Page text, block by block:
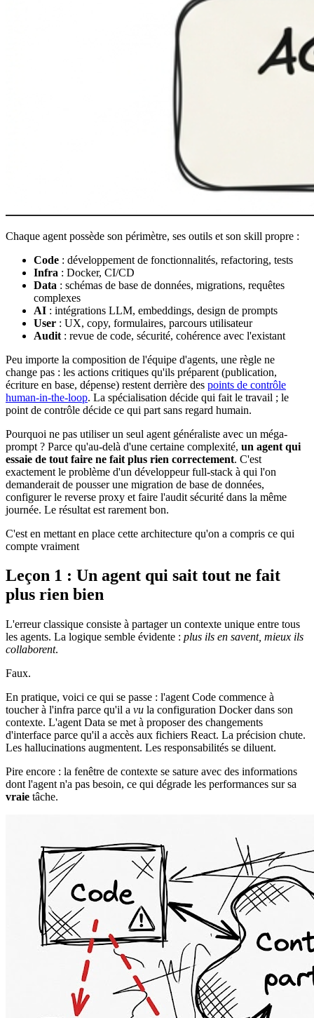
Chaque agent possède son périmètre, ses outils et son skill propre :
Code : développement de fonctionnalités, refactoring, tests
Infra : Docker, CI/CD
Data : schémas de base de données, migrations, requêtes
complexes
AI : intégrations LLM, embeddings, design de prompts
User : UX, copy, formulaires, parcours utilisateur
Audit : revue de code, sécurité, cohérence avec l'existant
Peu importe la composition de l'équipe d'agents, une règle ne
change pas : les actions critiques qu'ils préparent (publication,
écriture en base, dépense) restent derrière des points de contrôle
human-in-the-loop. La spécialisation décide qui fait le travail ; le
point de contrôle décide ce qui part sans regard humain.
Pourquoi ne pas utiliser un seul agent généraliste avec un méga-
prompt ? Parce qu'au-delà d'une certaine complexité, un agent qui
essaie de tout faire ne fait plus rien correctement. C'est
exactement le problème d'un développeur full-stack à qui l'on
demanderait de pousser une migration de base de données,
configurer le reverse proxy et faire l'audit sécurité dans la même
journée. Le résultat est rarement bon.
C'est en mettant en place cette architecture qu'on a compris ce qui
compte vraiment
Leçon 1 : Un agent qui sait tout ne fait
plus rien bien
L'erreur classique consiste à partager un contexte unique entre tous
les agents. La logique semble évidente : plus ils en savent, mieux ils
collaborent.
Faux.
En pratique, voici ce qui se passe : l'agent Code commence à
toucher à l'infra parce qu'il a vu la configuration Docker dans son
contexte. L'agent Data se met à proposer des changements
d'interface parce qu'il a accès aux fichiers React. La précision chute.
Les hallucinations augmentent. Les responsabilités se diluent.
Pire encore : la fenêtre de contexte se sature avec des informations
dont l'agent n'a pas besoin, ce qui dégrade les performances sur sa
vraie tâche.